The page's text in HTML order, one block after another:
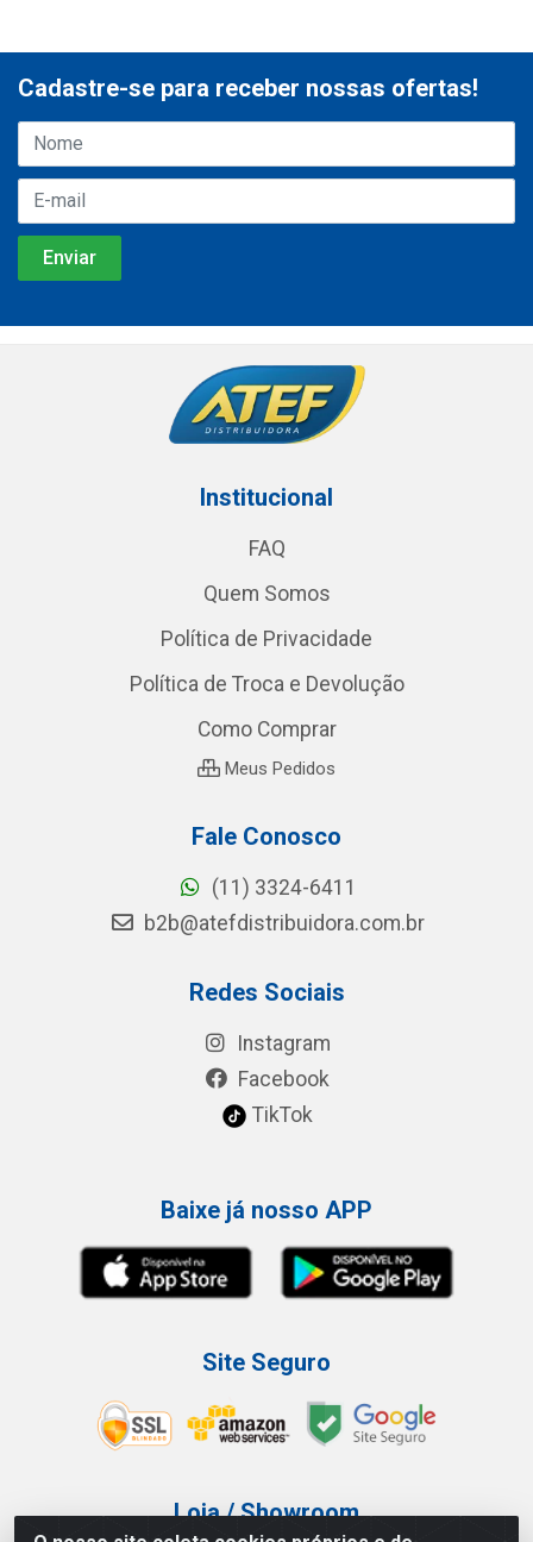
Cadastre-se para receber nossas ofertas!
Institucional
FAQ
Quem Somos
Política de Privacidade
Política de Troca e Devolução
Como Comprar
Meus Pedidos
Fale Conosco
(11) 3324-6411
b2b@atefdistribuidora.com.br
Redes Sociais
Instagram
Facebook
TikTok
Baixe já nosso APP
Site Seguro
Loja / Showroom